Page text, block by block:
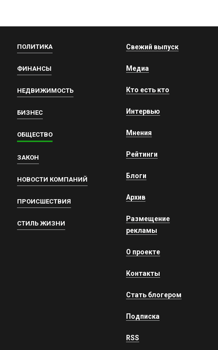
ПОЛИТИКА
ФИНАНСЫ
НЕДВИЖИМОСТЬ
БИЗНЕС
ОБЩЕСТВО
ЗАКОН
НОВОСТИ КОМПАНИЙ
ПРОИСШЕСТВИЯ
СТИЛЬ ЖИЗНИ
Свежий выпуск
Медиа
Кто есть кто
Интервью
Мнения
Рейтинги
Блоги
Архив
Размещение
рекламы
О проекте
Контакты
Стать блогером
Подписка
RSS